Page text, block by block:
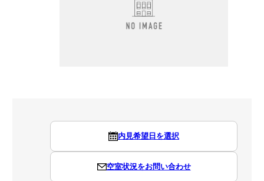
内見希望日を選択
空室状況をお問い合わせ